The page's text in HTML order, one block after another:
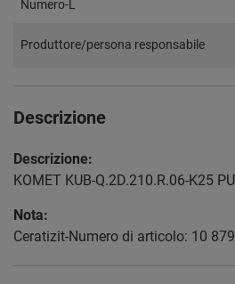
Numero-L
Produttore/persona responsabile
Descrizione
Descrizione:
KOMET KUB-Q.2D.210.R.06-K25
Nota:
Ceratizit-Numero di articolo: 10